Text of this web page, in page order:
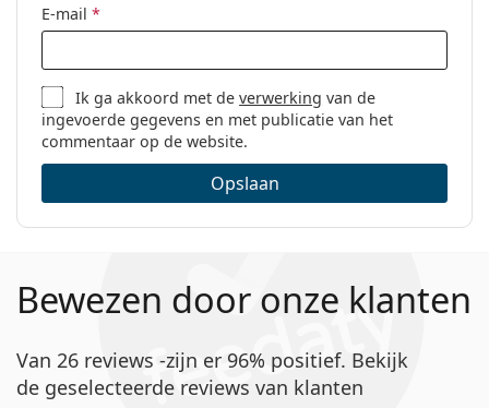
E-mail *
Ik ga akkoord met deverwerking van de
ingevoerde gegevens en met publicatie van het
commentaar op de website.
Opslaan
Bewezen door onze klanten
Van 26 reviews -zijn er 96% positief. Bekijk
de geselecteerde reviews van klanten